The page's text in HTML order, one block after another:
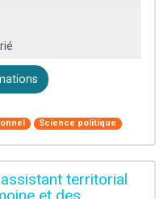
Science politique
territorial